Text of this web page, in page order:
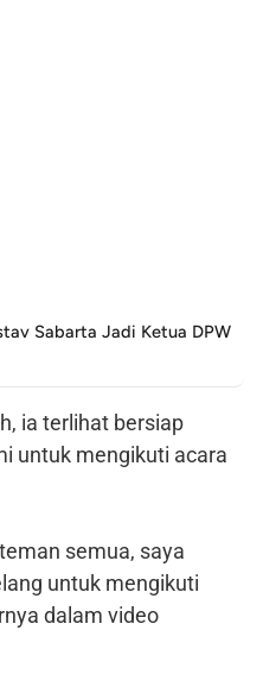
Sabarta Jadi Ketua DPW
ia terlihat bersiap
untuk mengikuti acara
semua, saya
untuk mengikuti
dalam video